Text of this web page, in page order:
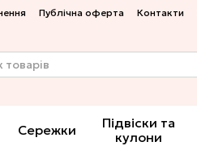
Публічна оферта Контакти
Сережки
Підвіски та
кулони